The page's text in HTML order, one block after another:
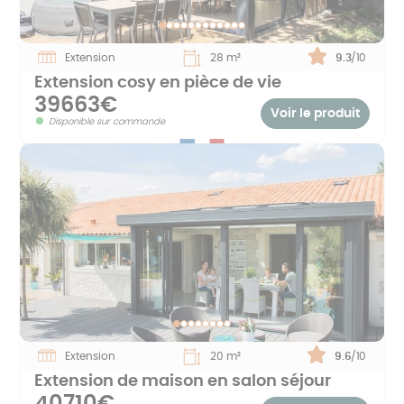
Extension 28 m² Note :
9.3/10
Extension cosy en pièce de vie
39663€
Disponible sur commande
Voir le produit
Extension 20 m² Note :
9.6/10
Extension de maison en salon séjour